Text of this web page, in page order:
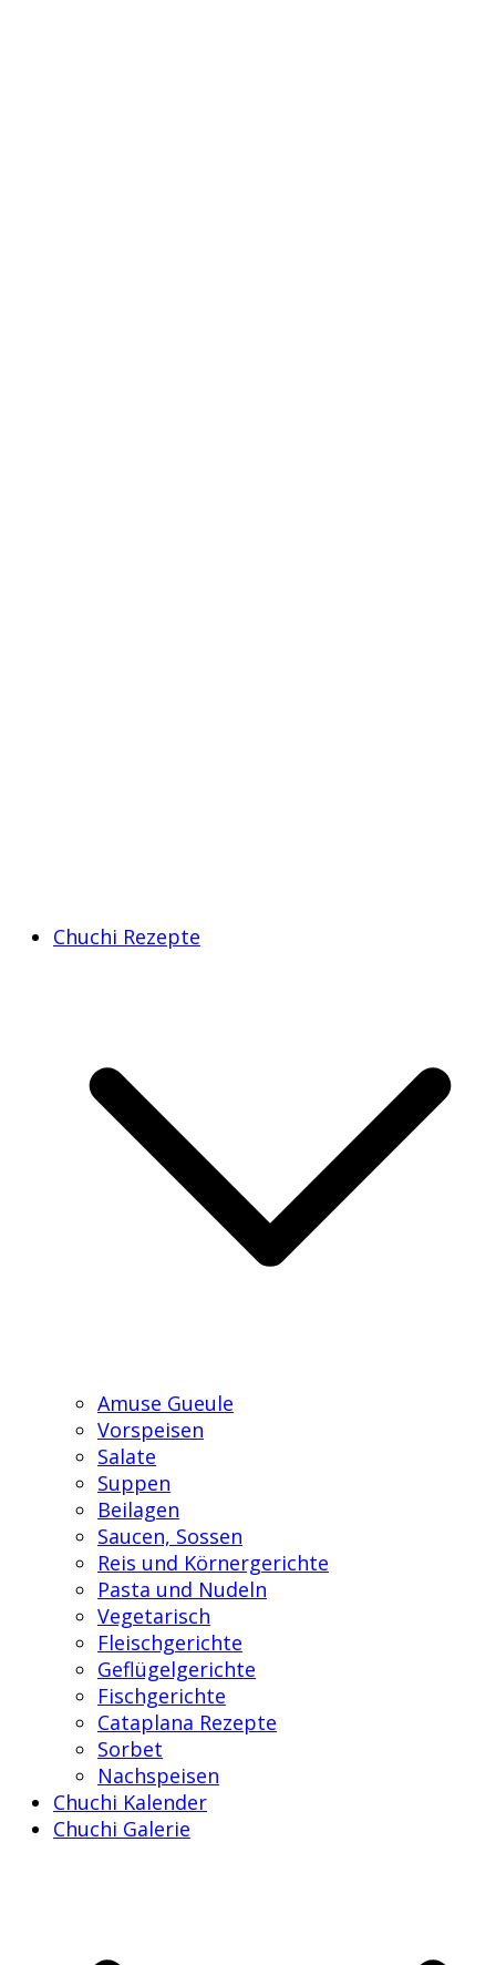
Chuchi Rezepte
Amuse Gueule
Vorspeisen
Salate
Suppen
Beilagen
Saucen, Sossen
Reis und Körnergerichte
Pasta und Nudeln
Vegetarisch
Fleischgerichte
Geflügelgerichte
Fischgerichte
Cataplana Rezepte
Sorbet
Nachspeisen
Chuchi Kalender
Chuchi Galerie